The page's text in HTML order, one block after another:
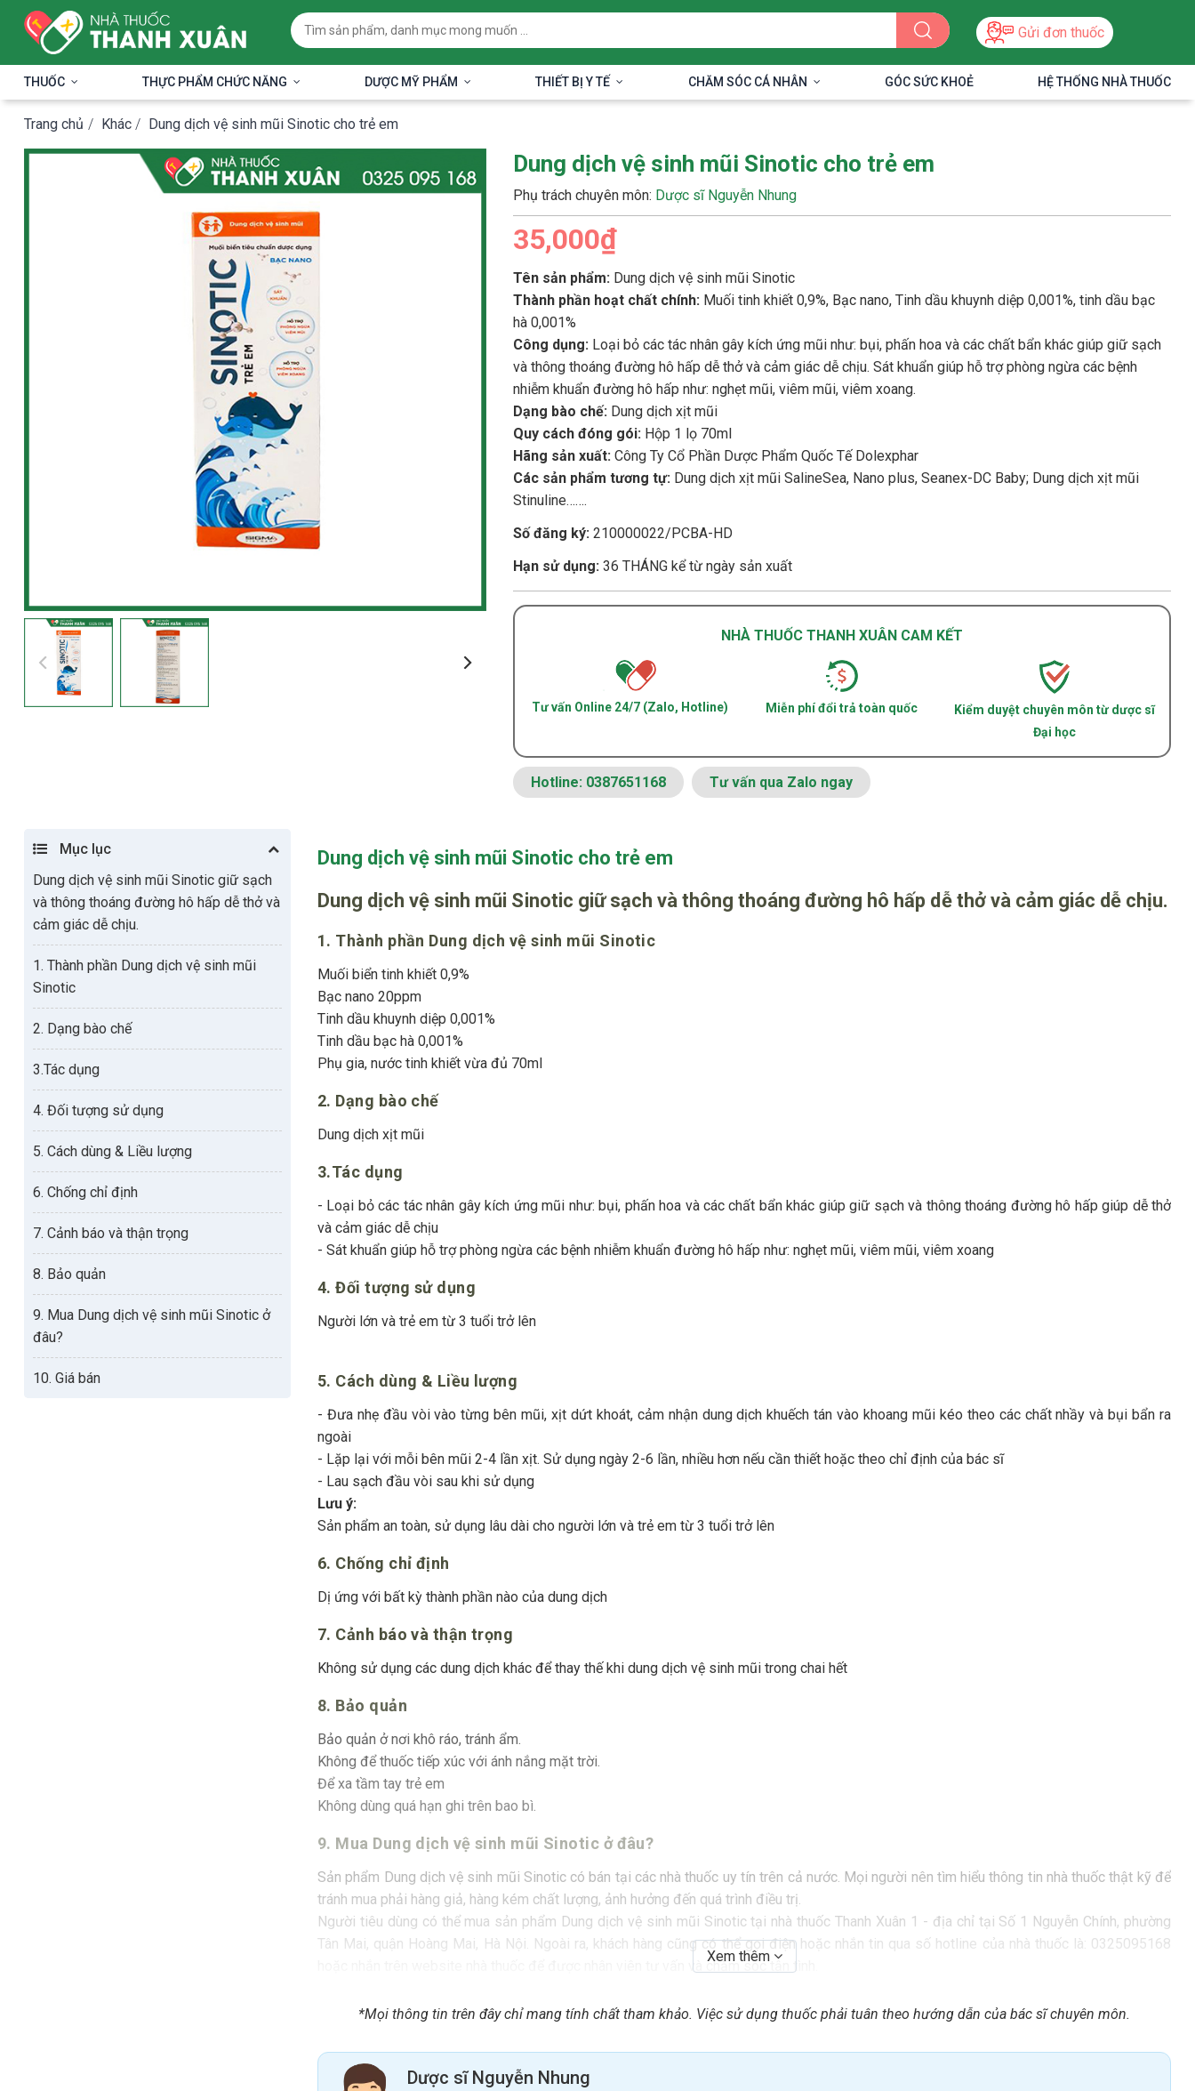
Gửi đơn thuốc
THUỐC THỰC PHẨM CHỨC NĂNG DƯỢC MỸ PHẨM THIẾT BỊ Y TẾ CHĂM SÓC CÁ NHÂN GÓC SỨC KHOẺ HỆ THỐNG NHÀ THUỐC
Trang chủ / Khác / Dung dịch vệ sinh mũi Sinotic cho trẻ em
Dung dịch vệ sinh mũi Sinotic cho trẻ em
Phụ trách chuyên môn: Dược sĩ Nguyễn Nhung
35,000₫
Tên sản phẩm: Dung dịch vệ sinh mũi Sinotic
Thành phần hoạt chất chính: Muối tinh khiết 0,9%, Bạc nano, Tinh dầu khuynh diệp 0,001%, tinh dầu bạc
hà 0,001%
Công dụng: Loại bỏ các tác nhân gây kích ứng mũi như: bụi, phấn hoa và các chất bẩn khác giúp giữ sạch
và thông thoáng đường hô hấp dễ thở và cảm giác dễ chịu. Sát khuẩn giúp hỗ trợ phòng ngừa các bệnh
nhiễm khuẩn đường hô hấp như: nghẹt mũi, viêm mũi, viêm xoang.
Dạng bào chế: Dung dịch xịt mũi
Quy cách đóng gói: Hộp 1 lọ 70ml
Hãng sản xuất: Công Ty Cổ Phần Dược Phẩm Quốc Tế Dolexphar
Các sản phẩm tương tự: Dung dịch xịt mũi SalineSea, Nano plus, Seanex-DC Baby; Dung dịch xịt mũi
Stinuline…….
Số đăng ký: 210000022/PCBA-HD
Hạn sử dụng: 36 THÁNG kể từ ngày sản xuất
NHÀ THUỐC THANH XUÂN CAM KẾT
Tư vấn Online 24/7 (Zalo, Hotline) Miễn phí đổi trả toàn quốc
Kiểm duyệt chuyên môn từ dược sĩ
Đại học
Hotline: 0387651168 Tư vấn qua Zalo ngay
Mục lục
Dung dịch vệ sinh mũi Sinotic giữ sạch
và thông thoáng đường hô hấp dễ thở và
cảm giác dễ chịu.
1. Thành phần Dung dịch vệ sinh mũi
Sinotic
2. Dạng bào chế
3.Tác dụng
4. Đối tượng sử dụng
5. Cách dùng & Liều lượng
6. Chống chỉ định
7. Cảnh báo và thận trọng
8. Bảo quản
9. Mua Dung dịch vệ sinh mũi Sinotic ở
đâu?
10. Giá bán
Dung dịch vệ sinh mũi Sinotic cho trẻ em
Dung dịch vệ sinh mũi Sinotic giữ sạch và thông thoáng đường hô hấp dễ thở và cảm giác dễ chịu.
1. Thành phần Dung dịch vệ sinh mũi Sinotic
Muối biển tinh khiết 0,9%
Bạc nano 20ppm
Tinh dầu khuynh diệp 0,001%
Tinh dầu bạc hà 0,001%
Phụ gia, nước tinh khiết vừa đủ 70ml
2. Dạng bào chế
Dung dịch xịt mũi
3.Tác dụng
- Loại bỏ các tác nhân gây kích ứng mũi như: bụi, phấn hoa và các chất bẩn khác giúp giữ sạch và thông thoáng đường hô hấp giúp dễ thở
và cảm giác dễ chịu
- Sát khuẩn giúp hỗ trợ phòng ngừa các bệnh nhiễm khuẩn đường hô hấp như: nghẹt mũi, viêm mũi, viêm xoang
4. Đối tượng sử dụng
Người lớn và trẻ em từ 3 tuổi trở lên
5. Cách dùng & Liều lượng
- Đưa nhẹ đầu vòi vào từng bên mũi, xịt dứt khoát, cảm nhận dung dịch khuếch tán vào khoang mũi kéo theo các chất nhầy và bụi bẩn ra
ngoài
- Lặp lại với mỗi bên mũi 2-4 lần xịt. Sử dụng ngày 2-6 lần, nhiều hơn nếu cần thiết hoặc theo chỉ định của bác sĩ
- Lau sạch đầu vòi sau khi sử dụng
Lưu ý:
Sản phẩm an toàn, sử dụng lâu dài cho người lớn và trẻ em từ 3 tuổi trở lên
6. Chống chỉ định
Dị ứng với bất kỳ thành phần nào của dung dịch
7. Cảnh báo và thận trọng
Không sử dụng các dung dịch khác để thay thế khi dung dịch vệ sinh mũi trong chai hết
8. Bảo quản
Bảo quản ở nơi khô ráo, tránh ẩm.
Không để thuốc tiếp xúc với ánh nắng mặt trời.
Để xa tầm tay trẻ em
Không dùng quá hạn ghi trên bao bì.
9. Mua Dung dịch vệ sinh mũi Sinotic ở đâu?
Sản phẩm Dung dịch vệ sinh mũi Sinotic có bán tại các nhà thuốc uy tín trên cả nước. Mọi người nên tìm hiểu thông tin nhà thuốc thật kỹ để
tránh mua phải hàng giả, hàng kém chất lượng, ảnh hưởng đến quá trình điều trị.
Người tiêu dùng có thể mua sản phẩm Dung dịch vệ sinh mũi Sinotic tại nhà thuốc Thanh Xuân 1 - địa chỉ tại Số 1 Nguyễn Chính, phường
Tân Mai, quận Hoàng Mai, Hà Nội. Ngoài ra, khách hàng cũng có thể gọi điện hoặc nhắn tin qua số hotline của nhà thuốc là: 0325095168
hoặc nhắn trên website nhà thuốc để được nhân viên tư vấn và chăm sóc tận tình.
giao động tùy thời điểm. Mọi người có thể tham khảo giá tại các nhà thuốc khác nhau để mua được thuốc đảm bảo chất lượng và giá thành
hợp lý nhất.
Xem thêm
*Mọi thông tin trên đây chỉ mang tính chất tham khảo. Việc sử dụng thuốc phải tuân theo hướng dẫn của bác sĩ chuyên môn.
Dược sĩ Nguyễn Nhung